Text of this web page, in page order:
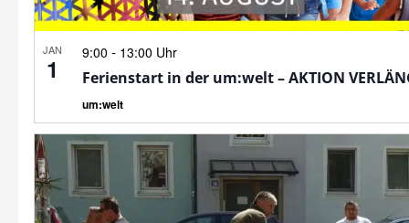
JAN
1
9:00 - 13:00 Uhr
Ferienstart in der um:welt – AKTION
um:welt